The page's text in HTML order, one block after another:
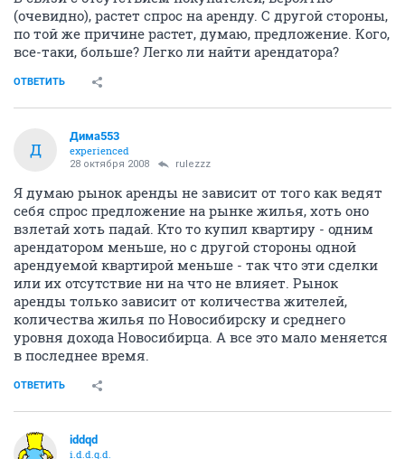
(очевидно), растет спрос на аренду. С другой стороны,
по той же причине растет, думаю, предложение. Кого,
все-таки, больше? Легко ли найти арендатора?
ОТВЕТИТЬ
Д
Дима553
experienced
28 октября 2008 rulezzz
Я думаю рынок аренды не зависит от того как ведят
себя спрос предложение на рынке жилья, хоть оно
взлетай хоть падай. Кто то купил квартиру - одним
арендатором меньше, но с другой стороны одной
арендуемой квартирой меньше - так что эти сделки
или их отсутствие ни на что не влияет. Рынок
аренды только зависит от количества жителей,
количества жилья по Новосибирску и среднего
уровня дохода Новосибирца. А все это мало меняется
в последнее время.
ОТВЕТИТЬ
iddqd
i.d.d.q.d.